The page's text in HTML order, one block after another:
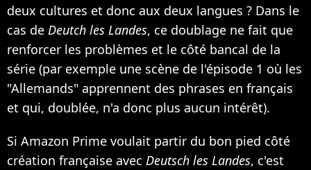
deux cultures et donc aux deux langues ? Dans le
cas de Deutch les Landes, ce doublage ne fait que
renforcer les problèmes et le côté bancal de la
série (par exemple une scène de l'épisode 1 où les
"Allemands" apprennent des phrases en français
et qui, doublée, n'a donc plus aucun intérêt).
Si Amazon Prime voulait partir du bon pied côté
création française avec Deutsch les Landes, c'est